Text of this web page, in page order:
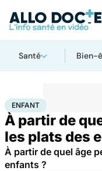
Santé Bien-
AccueilFamille
ENFANT
À partir de
les plats des
À partir de quel âge
enfants ?